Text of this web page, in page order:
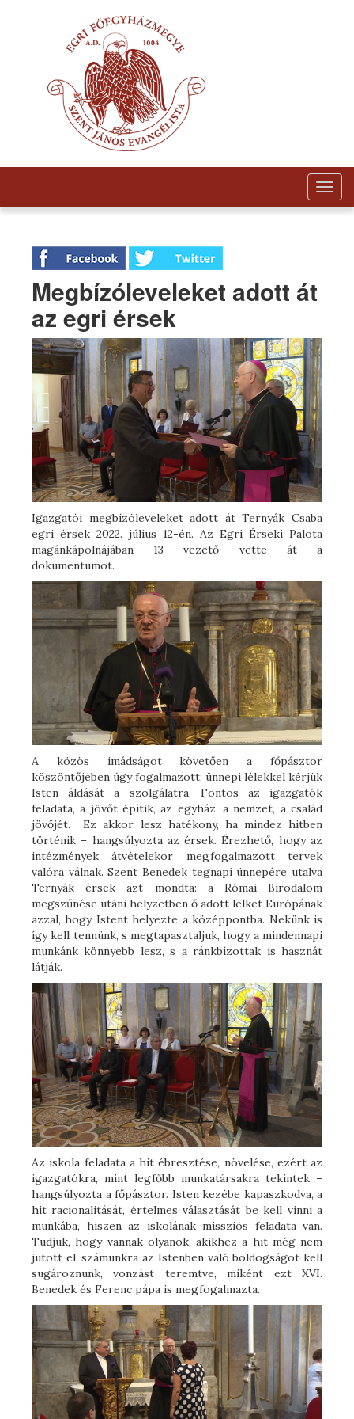
Megbízóleveleket adott át
az egri érsek
Igazgatói megbízóleveleket adott át Ternyák Csaba
egri érsek 2022. július 12-én. Az Egri Érseki Palota
magánkápolnájában 13 vezető vette át a
dokumentumot.
A közös imádságot követően a főpásztor
köszöntőjében úgy fogalmazott: ünnepi lélekkel kérjük
Isten áldását a szolgálatra. Fontos az igazgatók
feladata, a jövőt építik, az egyház, a nemzet, a család
jövőjét. Ez akkor lesz hatékony, ha mindez hitben
történik – hangsúlyozta az érsek. Érezhető, hogy az
intézmények átvételekor megfogalmazott tervek
valóra válnak. Szent Benedek tegnapi ünnepére utalva
Ternyák érsek azt mondta: a Római Birodalom
megszűnése utáni helyzetben ő adott lelket Európának
azzal, hogy Istent helyezte a középpontba. Nekünk is
így kell tennünk, s megtapasztaljuk, hogy a mindennapi
munkánk könnyebb lesz, s a ránkbízottak is hasznát
látják.
Az iskola feladata a hit ébresztése, növelése, ezért az
igazgatókra, mint legfőbb munkatársakra tekintek –
hangsúlyozta a főpásztor. Isten kezébe kapaszkodva, a
hit racionalitását, értelmes választását be kell vinni a
munkába, hiszen az iskolának missziós feladata van.
Tudjuk, hogy vannak olyanok, akikhez a hit még nem
jutott el, számunkra az Istenben való boldogságot kell
sugároznunk, vonzást teremtve, miként ezt XVI.
Benedek és Ferenc pápa is megfogalmazta.